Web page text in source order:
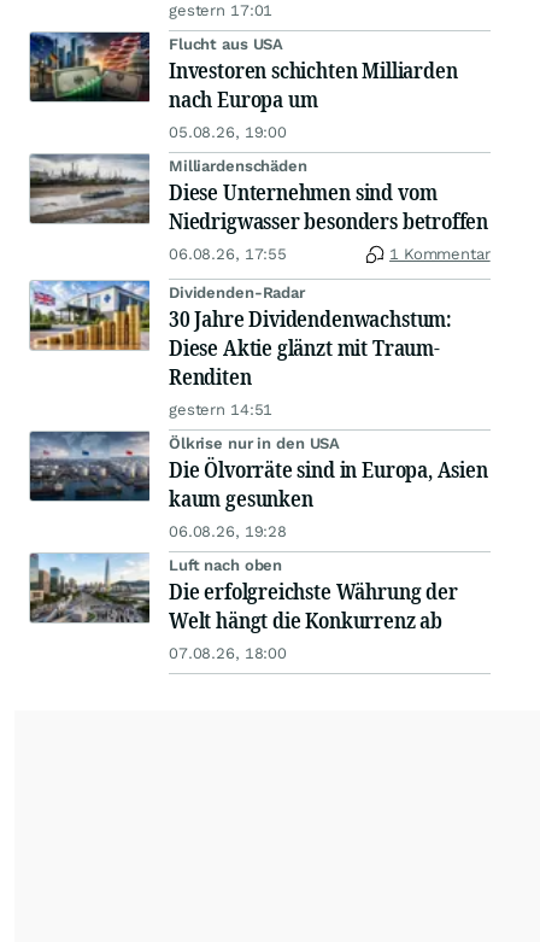
gestern 17:01
Flucht aus USA
Investoren schichten Milliarden
nach Europa um
05.08.26, 19:00
Milliardenschäden
Diese Unternehmen sind vom
Niedrigwasser besonders betroffen
06.08.26, 17:55 1 Kommentar
Dividenden-Radar
30 Jahre Dividendenwachstum:
Diese Aktie glänzt mit Traum-
Renditen
gestern 14:51
Ölkrise nur in den USA
Die Ölvorräte sind in Europa, Asien
kaum gesunken
06.08.26, 19:28
Luft nach oben
Die erfolgreichste Währung der
Welt hängt die Konkurrenz ab
07.08.26, 18:00